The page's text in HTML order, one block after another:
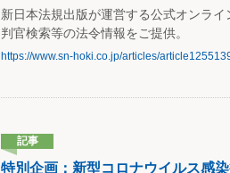
新日本法規出版が運営する公式オンラ
判官検索等の法令情報をご提供。
https://www.sn-hoki.co.jp/articles/
記事
特別企画：新型コロナウイルス感